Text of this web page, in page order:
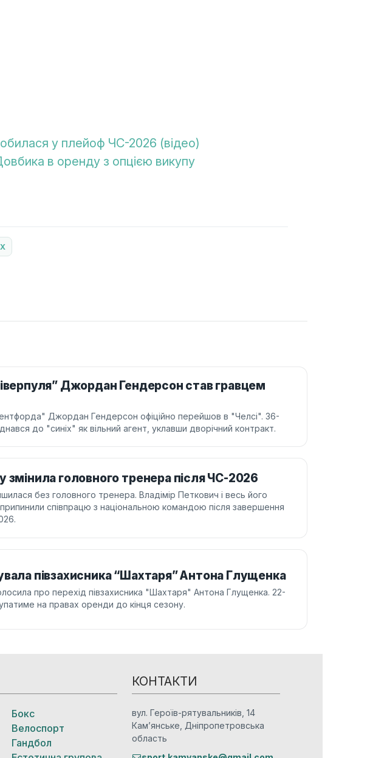
у плейоф ЧС-2026 (відео)
в оренду з опцією викупу
X
Джордан Гендерсон став гравцем
Джордан Гендерсон офіційно перейшов в "Челсі". 36-
до "синіх" як вільний агент, уклавши дворічний контракт.
змінила головного тренера після ЧС-2026
без головного тренера. Владімір Петкович і весь його
співпрацю з національною командою після завершення
півзахисника “Шахтаря” Антона Глущенка
про перехід півзахисника "Шахтаря" Антона Глущенка. 22-
на правах оренди до кінця сезону.
Бокс
Велоспорт
Гандбол
КОНТАКТИ
вул. Героїв-рятувальників, 14
Кам’янське, Дніпропетровська
область